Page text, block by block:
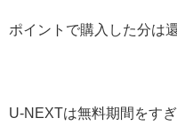
ポイントで購入した分は
U-NEXTは無料期間をす